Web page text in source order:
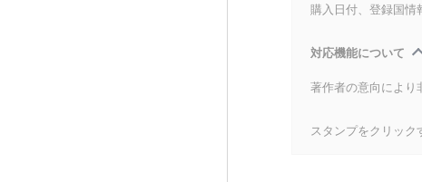
購入日付、登録国情
対応機能について
著作者の意向により
スタンプをクリック